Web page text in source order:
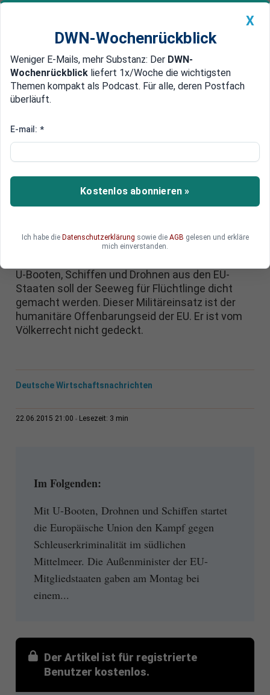
Newsticker MEIN DWN: Geldanlage Premium
Edelmetalle DWN-Magazin China
Festung Europa macht dicht
Gegen Flüchtlinge: EU beschließt
umfassenden Militär-Einsatz im
Mittelmeer
Offiziell hat die EU den Gipfel am Montag zu
wahre Grund deutlich: Die EU-Staatschefs haben
einen umfassenden Militäreinsatz gegen die
U-Booten, Schiffen und Drohnen aus den EU-
Staaten soll der Seeweg für Flüchtlinge dicht
gemacht werden. Dieser Militäreinsatz ist der
humanitäre Offenbarungseid der EU. Er ist vom
Völkerrecht nicht gedeckt.
Deutsche Wirtschaftsnachrichten
22.06.2015 21:00 Lesezeit: 3 min
Im Folgenden:
Mit U-Booten, Drohnen und Schiffen startet
die Europäische Union den Kampf gegen
Schleuserkriminalität im südlichen
Mittelmeer. Die Außenminister der EU-
Mitgliedstaaten gaben am Montag bei
einem...
Der Artikel ist für registrierte
Benutzer kostenlos.
X
DWN-Wochenrückblick
Weniger E-Mails, mehr Substanz: Der DWN-
Wochenrückblick liefert 1x/Woche die wichtigsten
Themen kompakt als Podcast. Für alle, deren Postfach
überläuft.
E-mail: *
Kostenlos abonnieren »
Ich habe die Datenschutzerklärung sowie die AGB gelesen und erkläre
mich einverstanden.